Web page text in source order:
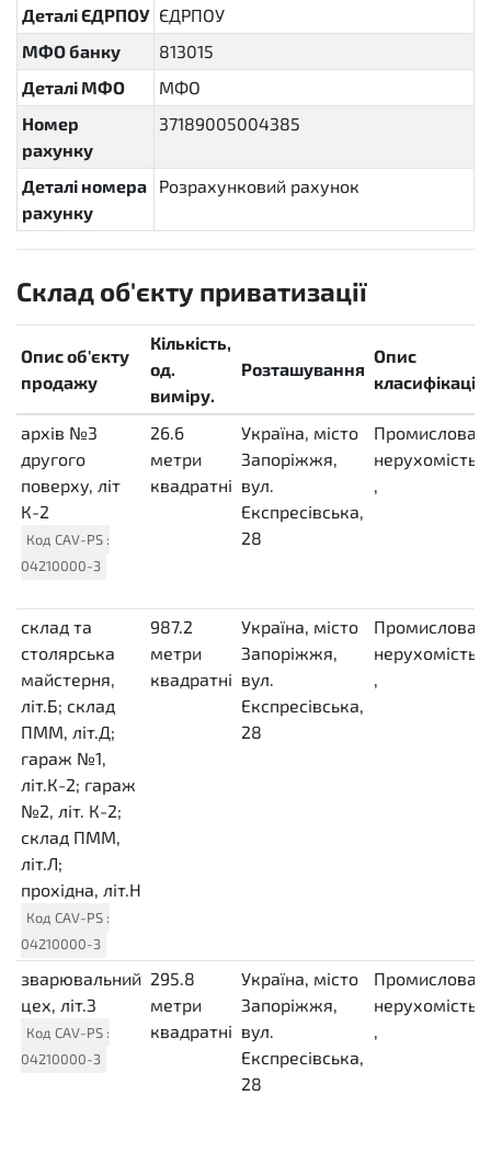
Деталі ЄДРПОУ ЄДРПОУ
МФО банку
813015
Деталі МФО
МФО
Номер
рахунку
37189005004385
Деталі номера
рахунку
Розрахунковий рахунок
Склад об'єкту приватизації
Опис об'єкту
продажу
Кількість,
од.
виміру.
Розташування
Опис
класифікації
архів №3
другого
поверху, літ
К-2
Код CAV-PS :
04210000-3
26.6
метри
квадратні
Україна, місто
Запоріжжя,
вул.
Експресівська,
28
Промислова
нерухомість
,
склад та
столярська
майстерня,
літ.Б; склад
ПММ, літ.Д;
гараж №1,
літ.К-2; гараж
№2, літ. К-2;
склад ПММ,
літ.Л;
прохідна, літ.Н
Код CAV-PS :
04210000-3
987.2
метри
квадратні
Україна, місто
Запоріжжя,
вул.
Експресівська,
28
Промислова
нерухомість
,
зварювальний
цех, літ.З
Код CAV-PS :
04210000-3
295.8
метри
квадратні
Україна, місто
Запоріжжя,
вул.
Експресівська,
28
Промислова
нерухомість
,